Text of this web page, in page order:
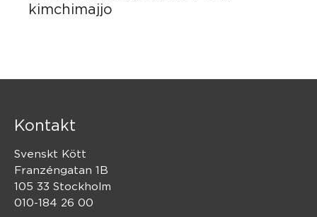
kimchimajjo
Kontakt
Svenskt Kött
Franzéngatan 1B
105 33 Stockholm
010-184 26 00